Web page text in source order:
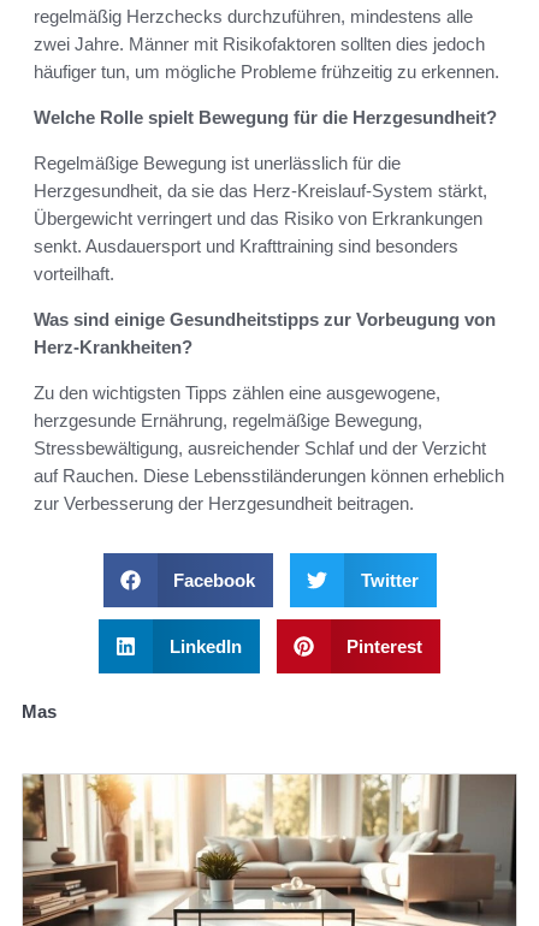
regelmäßig Herzchecks durchzuführen, mindestens alle
zwei Jahre. Männer mit Risikofaktoren sollten dies jedoch
häufiger tun, um mögliche Probleme frühzeitig zu erkennen.
Welche Rolle spielt Bewegung für die Herzgesundheit?
Regelmäßige Bewegung ist unerlässlich für die
Herzgesundheit, da sie das Herz-Kreislauf-System stärkt,
Übergewicht verringert und das Risiko von Erkrankungen
senkt. Ausdauersport und Krafttraining sind besonders
vorteilhaft.
Was sind einige Gesundheitstipps zur Vorbeugung von
Herz-Krankheiten?
Zu den wichtigsten Tipps zählen eine ausgewogene,
herzgesunde Ernährung, regelmäßige Bewegung,
Stressbewältigung, ausreichender Schlaf und der Verzicht
auf Rauchen. Diese Lebensstiländerungen können erheblich
zur Verbesserung der Herzgesundheit beitragen.
Facebook Twitter
LinkedIn Pinterest
Mas